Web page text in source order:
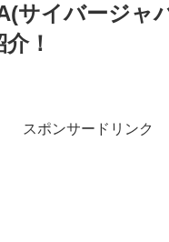
サイバージャ
！
スポンサードリンク